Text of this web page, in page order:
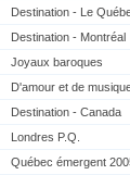
Destination - Le
Destination - Montréal
Joyaux baroques
D'amour et de
Destination - Canada
Londres P.Q.
Québec émergent